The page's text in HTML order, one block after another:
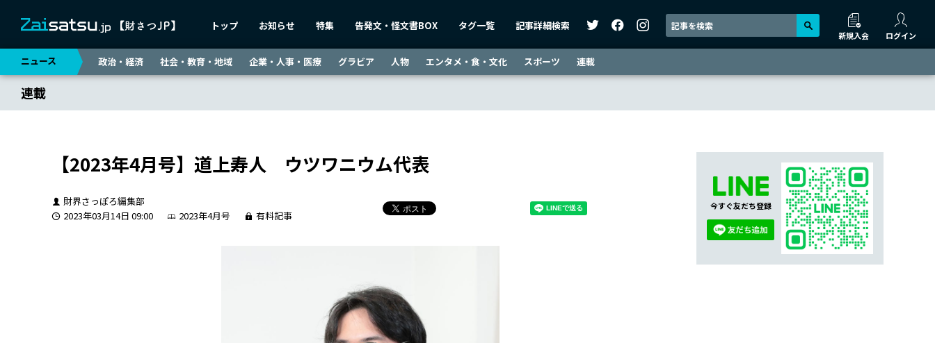
トップ お知らせ 特集 告発文・怪文書BOX タグ一覧 記事詳細検索
新規入会 ログイン
ニュース 政治・経済 社会・教育・地域 企業・人事・医療 グラビア 人物 エンタメ・食・文化 スポーツ 連載
連載
【2023年4月号】道上寿人 ウツワニウム代表
財界さっぽろ編集部
2023年03月14日 09:00
2023年4月号 有料記事
今すぐ友だち登録